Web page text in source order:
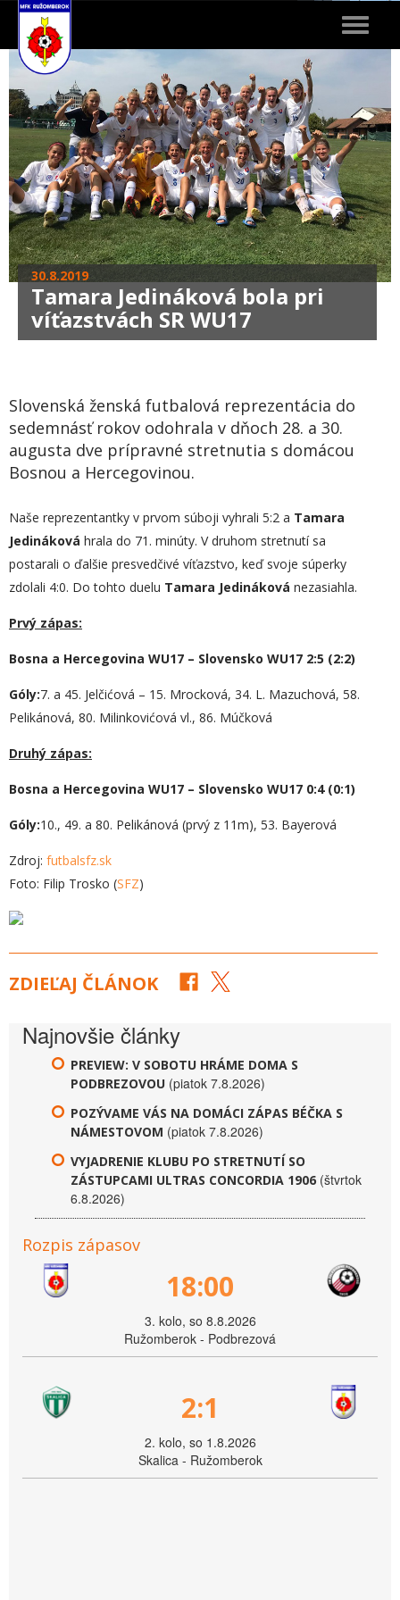
Toggle
30.8.2019
Tamara Jedináková bola pri
víťazstvách SR WU17
Slovenská ženská futbalová reprezentácia do
sedemnásť rokov odohrala v dňoch 28. a 30.
augusta dve prípravné stretnutia s domácou
Bosnou a Hercegovinou.
Naše reprezentantky v prvom súboji vyhrali 5:2 a Tamara
Jedináková hrala do 71. minúty. V druhom stretnutí sa
postarali o ďalšie presvedčivé víťazstvo, keď svoje súperky
zdolali 4:0. Do tohto duelu Tamara Jedináková nezasiahla.
Prvý zápas:
Bosna a Hercegovina WU17 – Slovensko WU17 2:5 (2:2)
Góly:7. a 45. Jelčićová – 15. Mrocková, 34. L. Mazuchová, 58.
Pelikánová, 80. Milinkovićová vl., 86. Múčková
Druhý zápas:
Bosna a Hercegovina WU17 – Slovensko WU17 0:4 (0:1)
Góly:10., 49. a 80. Pelikánová (prvý z 11m), 53. Bayerová
Zdroj: futbalsfz.sk
Foto: Filip Trosko (SFZ)
ZDIEĽAJ ČLÁNOK
Najnovšie články
PREVIEW: V SOBOTU HRÁME DOMA S
PODBREZOVOU (piatok 7.8.2026)
POZÝVAME VÁS NA DOMÁCI ZÁPAS BÉČKA S
NÁMESTOVOM (piatok 7.8.2026)
VYJADRENIE KLUBU PO STRETNUTÍ SO
ZÁSTUPCAMI ULTRAS CONCORDIA 1906 (štvrtok
6.8.2026)
Rozpis zápasov
18:00
3. kolo, so 8.8.2026
Ružomberok - Podbrezová
2:1
2. kolo, so 1.8.2026
Skalica - Ružomberok